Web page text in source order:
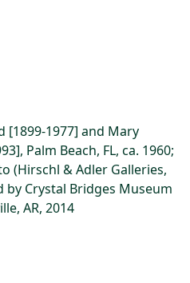
[1899-1977] and Mary
Palm Beach, FL, ca. 1960;
(Hirschl & Adler Galleries,
by Crystal Bridges Museum
AR, 2014